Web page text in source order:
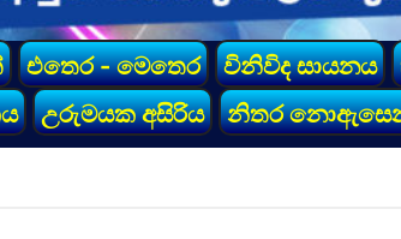
එතෙර - මෙතෙර විනිවිද සායනය
උරුමයක අසිරිය නිතර